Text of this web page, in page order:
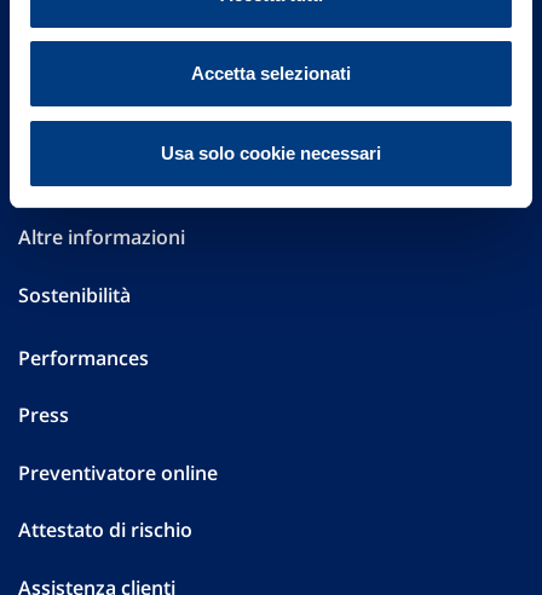
Accetta selezionati
Usa solo cookie necessari
Governance
Investor Relations
Altre informazioni
Sostenibilità
Performances
Press
Preventivatore online
Attestato di rischio
Assistenza clienti